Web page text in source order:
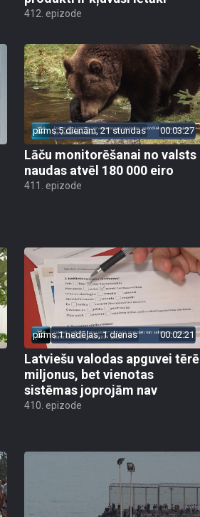
412. epizode
pirms 5 dienām, 21 stundas 00:03:27
Lāču monitorēšanai no valsts
naudas atvēl 180 000 eiro
411. epizode
pirms 1 nedēļas, 1 dienas 00:02:21
Latviešu valodas apguvei tērē
miljonus, bet vienotas
sistēmas joprojām nav
410. epizode